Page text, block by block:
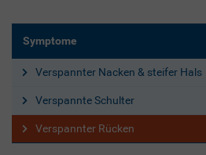
Symptome
Verspannter Nacken & steifer Hals
Verspannte Schulter
Verspannter Rücken